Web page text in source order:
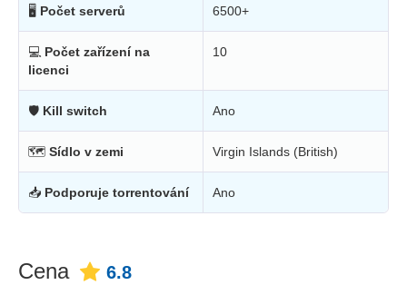
🖥 Počet serverů 6500+
💻 Počet zařízení na
licenci
10
🛡 Kill switch Ano
🗺 Sídlo v zemi Virgin Islands (British)
📥 Podporuje torrentování Ano
Cena 6.8